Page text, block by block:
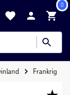
0
Frankrig